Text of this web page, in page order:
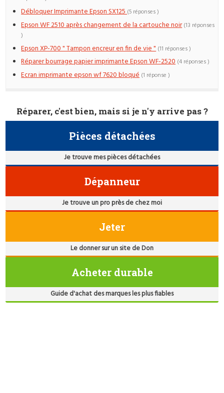
Débloquer Imprimante Epson SX125(5 réponses )
Epson WF 2510 après changement de la cartouche noir (13 réponses
)
Epson XP-700 " Tampon encreur en fin de vie " (11 réponses )
Réparer bourrage papier imprimante Epson WF-2520 (4 réponses )
Ecran imprimante epson wf 7620 bloqué (1 réponse )
Réparer, c'est bien, mais si je n'y arrive pas ?
Pièces détachées
Je trouve mes pièces détachées
Dépanneur
Je trouve un pro près de chez moi
Jeter
Le donner sur un site de Don
Acheter durable
Guide d'achat des marques les plus fiables